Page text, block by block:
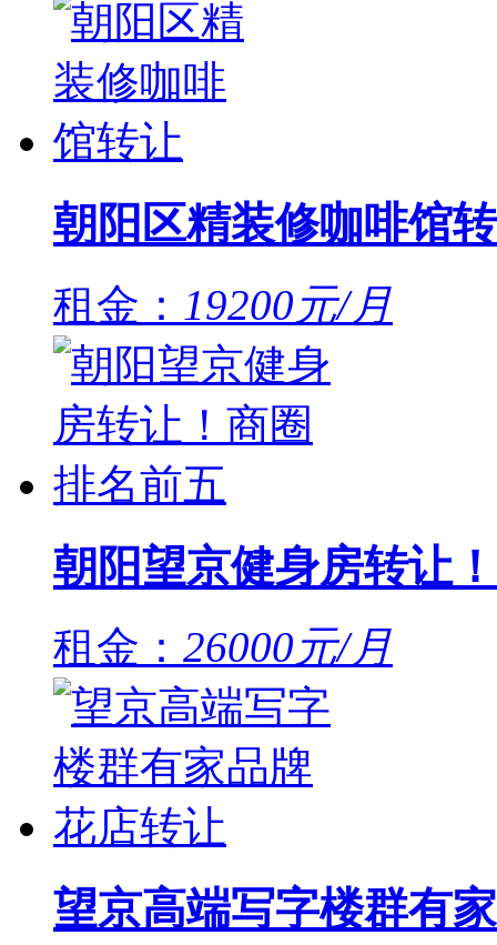
朝阳区精装修咖啡馆
租金： 19200元/月
朝阳望京健身房转让
租金： 26000元/月
望京高端写字楼群有